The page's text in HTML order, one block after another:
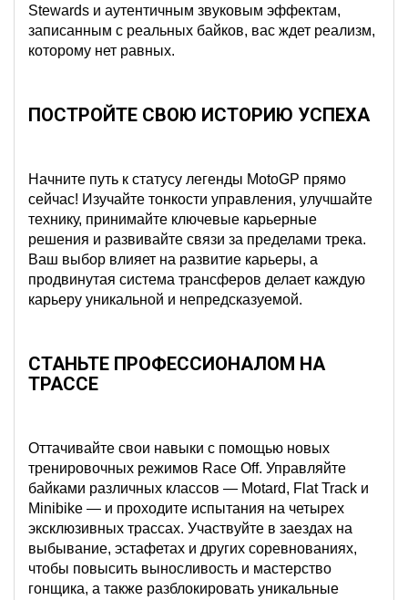
Stewards и аутентичным звуковым эффектам,
записанным с реальных байков, вас ждет реализм,
которому нет равных.
ПОСТРОЙТЕ СВОЮ ИСТОРИЮ УСПЕХА
Начните путь к статусу легенды MotoGP прямо
сейчас! Изучайте тонкости управления, улучшайте
технику, принимайте ключевые карьерные
решения и развивайте связи за пределами трека.
Ваш выбор влияет на развитие карьеры, а
продвинутая система трансферов делает каждую
карьеру уникальной и непредсказуемой.
СТАНЬТЕ ПРОФЕССИОНАЛОМ НА
ТРАССЕ
Оттачивайте свои навыки с помощью новых
тренировочных режимов Race Off. Управляйте
байками различных классов — Motard, Flat Track и
Minibike — и проходите испытания на четырех
эксклюзивных трассах. Участвуйте в заездах на
выбывание, эстафетах и других соревнованиях,
чтобы повысить выносливость и мастерство
гонщика, а также разблокировать уникальные